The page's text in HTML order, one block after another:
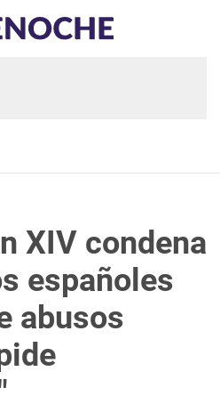
XIV condena
españoles
abusos